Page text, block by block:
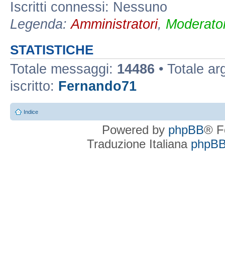
Iscritti connessi: Nessuno
Legenda:Amministratori,
STATISTICHE
Totale messaggi: 14486 • Totale
iscritto: Fernando71
Indice
Powered by phpBB®
Traduzione Italiana